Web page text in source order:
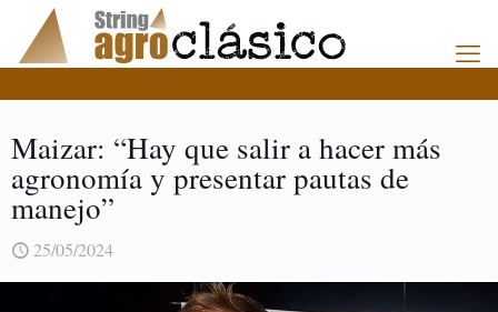
Maizar: “Hay que salir a hacer más
agronomía y presentar pautas de
manejo”
25/05/2024